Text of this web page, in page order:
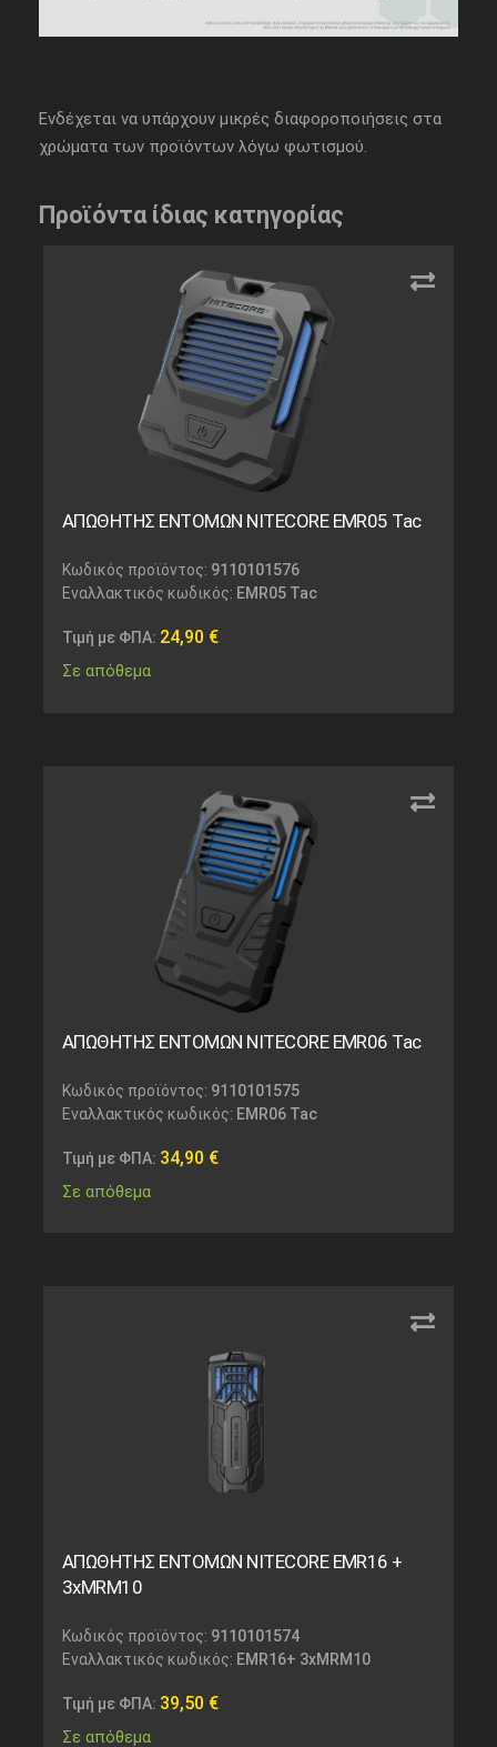
Ενδέχεται να υπάρχουν μικρές διαφοροποιήσεις στα
χρώματα των προϊόντων λόγω φωτισμού.
Προϊόντα ίδιας κατηγορίας
ΑΠΩΘΗΤΗΣ ΕΝΤΟΜΩΝ NITECORE EMR05 Tac
Κωδικός προϊόντος: 9110101576
Εναλλακτικός κωδικός: EMR05 Tac
Τιμή με ΦΠΑ: 24,90 €
Σε απόθεμα
ΑΠΩΘΗΤΗΣ ΕΝΤΟΜΩΝ NITECORE EMR06 Tac
Κωδικός προϊόντος: 9110101575
Εναλλακτικός κωδικός: EMR06 Tac
Τιμή με ΦΠΑ: 34,90 €
Σε απόθεμα
ΑΠΩΘΗΤΗΣ ΕΝΤΟΜΩΝ NITECORE EMR16 +
3xMRM10
Κωδικός προϊόντος: 9110101574
Εναλλακτικός κωδικός: EMR16+ 3xMRM10
Τιμή με ΦΠΑ: 39,50 €
Σε απόθεμα